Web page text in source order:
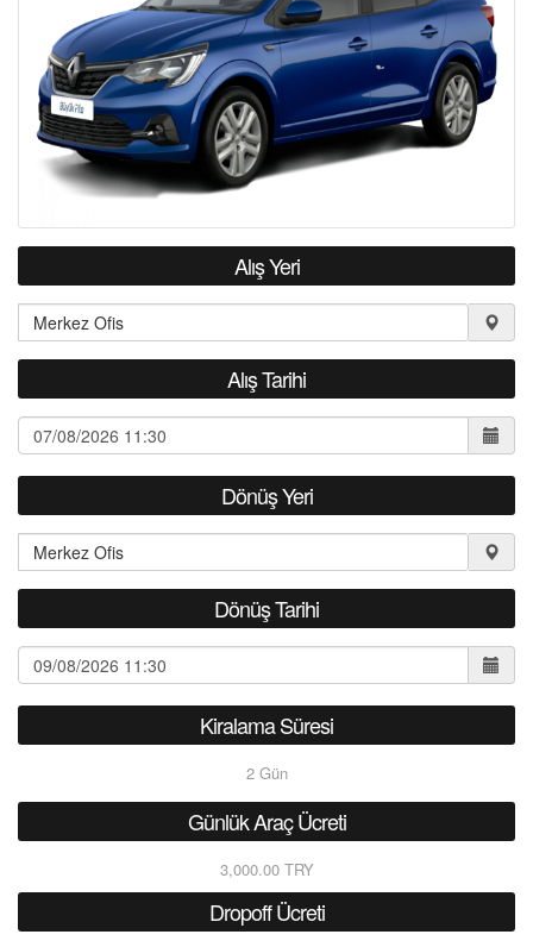
Alış Yeri
Alış Tarihi
Dönüş Yeri
Dönüş Tarihi
Kiralama Süresi
2Gün
Günlük Araç Ücreti
3,000.00 TRY
Dropoff Ücreti